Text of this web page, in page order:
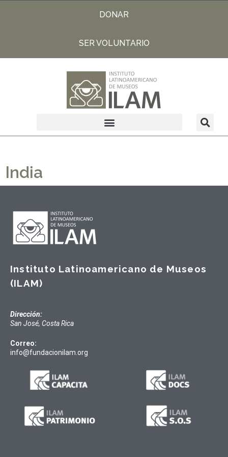
DONAR
SER VOLUNTARIO
India
Instituto Latinoamericano de Museos
(ILAM)
Dirección:
San José, Costa Rica
Correo:
info@fundacionilam.org